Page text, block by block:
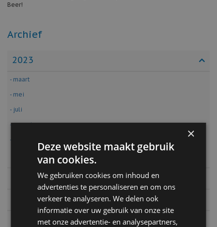
Beer!
Archief
2023
- maart
- mei
- juli
- augustus
- september ×
Deze website maakt gebruik
van cookies.
We gebruiken cookies om inhoud en
advertenties te personaliseren en om ons
verkeer te analyseren. We delen ook
informatie over uw gebruik van onze site
met onze advertentie- en analysepartners,